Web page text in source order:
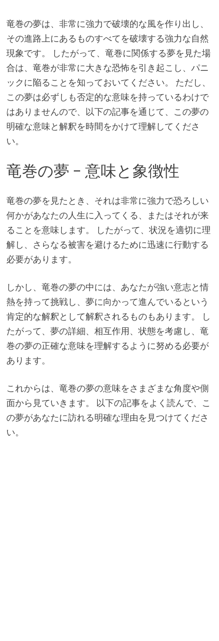
竜巻の夢は、非常に強力で破壊的な風を作り出し、
その進路上にあるものすべてを破壊する強力な自然
現象です。 したがって、竜巻に関係する夢を見た場
合は、竜巻が非常に大きな恐怖を引き起こし、パニ
ックに陥ることを知っておいてください。 ただし、
この夢は必ずしも否定的な意味を持っているわけで
はありませんので、以下の記事を通じて、この夢の
明確な意味と解釈を時間をかけて理解してくださ
い。
竜巻の夢 – 意味と象徴性
竜巻の夢を見たとき、それは非常に強力で恐ろしい
何かがあなたの人生に入ってくる、またはそれが来
ることを意味します。 したがって、状況を適切に理
解し、さらなる被害を避けるために迅速に行動する
必要があります。
しかし、竜巻の夢の中には、あなたが強い意志と情
熱を持って挑戦し、夢に向かって進んでいるという
肯定的な解釈として解釈されるものもあります。 し
たがって、夢の詳細、相互作用、状態を考慮し、竜
巻の夢の正確な意味を理解するように努める必要が
あります。
これからは、竜巻の夢の意味をさまざまな角度や側
面から見ていきます。 以下の記事をよく読んで、こ
の夢があなたに訪れる明確な理由を見つけてくださ
い。